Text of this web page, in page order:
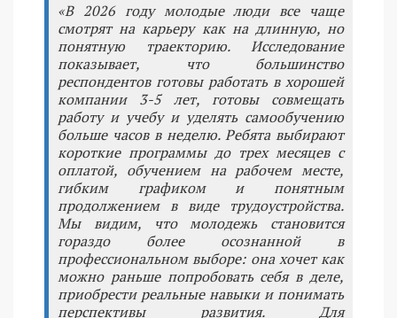
«В 2026 году молодые люди все чаще
смотрят на карьеру как на длинную, но
понятную траекторию. Исследование
показывает, что большинство
респондентов готовы работать в хорошей
компании 3-5 лет, готовы совмещать
работу и учебу и уделять самообучению
больше часов в неделю. Ребята выбирают
короткие программы до трех месяцев с
оплатой, обучением на рабочем месте,
гибким графиком и понятным
продолжением в виде трудоустройства.
Мы видим, что молодежь становится
гораздо более осознанной в
профессиональном выборе: она хочет как
можно раньше попробовать себя в деле,
приобрести реальные навыки и понимать
перспективы развития. Для